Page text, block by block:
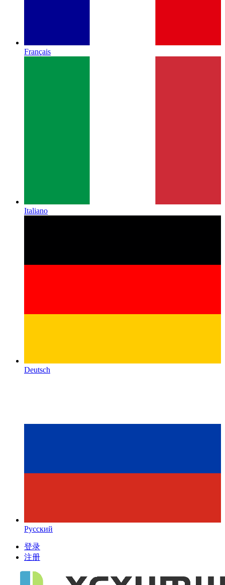
Français
Italiano
Deutsch
Русский
登录
注册